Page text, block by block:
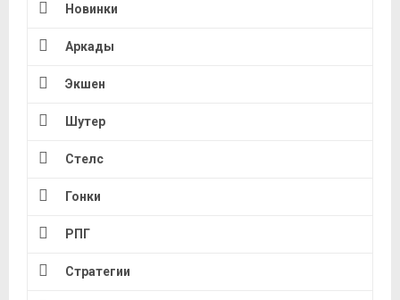
Новинки
Аркады
Экшен
Шутер
Стелс
Гонки
РПГ
Стратегии